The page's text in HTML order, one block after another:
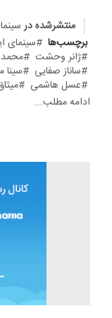
منتشرشده در
برچسب‌ها
سینمای
ژانر وحشت
ساناز صفایی
سینا
عسل هاشمی
ادامه مطلب...